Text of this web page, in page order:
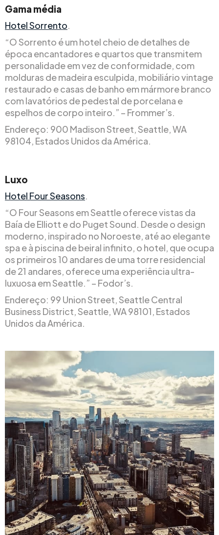
Gama média
Hotel Sorrento.
“O Sorrento é um hotel cheio de detalhes de
época encantadores e quartos que transmitem
personalidade em vez de conformidade, com
molduras de madeira esculpida, mobiliário vintage
restaurado e casas de banho em mármore branco
com lavatórios de pedestal de porcelana e
espelhos de corpo inteiro.” – Frommer’s.
Endereço: 900 Madison Street, Seattle, WA
98104, Estados Unidos da América.
Luxo
Hotel Four Seasons.
“O Four Seasons em Seattle oferece vistas da
Baía de Elliott e do Puget Sound. Desde o design
moderno, inspirado no Noroeste, até ao elegante
spa e à piscina de beiral infinito, o hotel, que ocupa
os primeiros 10 andares de uma torre residencial
de 21 andares, oferece uma experiência ultra-
luxuosa em Seattle.” – Fodor’s.
Endereço: 99 Union Street, Seattle Central
Business District, Seattle, WA 98101, Estados
Unidos da América.